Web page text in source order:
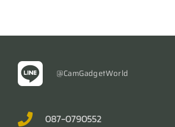
@CamGadgetWorld
087-0790552